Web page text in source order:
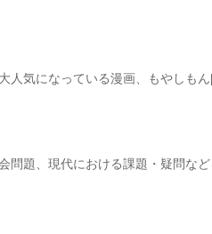
人気になっている漫画、もやしもん[
問題、現代における課題・疑問な